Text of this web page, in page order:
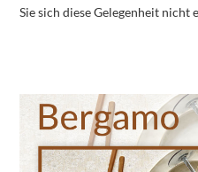
Sie sich diese Gelegenheit nicht